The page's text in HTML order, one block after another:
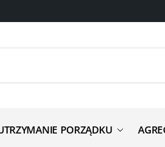
PORZĄDKU